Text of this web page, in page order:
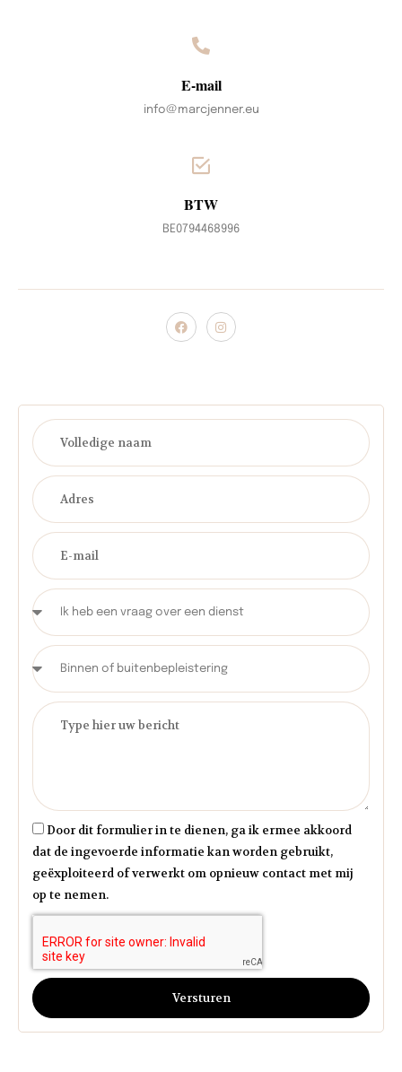
E-mail
info@marcjenner.eu
BTW
BE0794468996
Door dit formulier in te dienen, ga ik ermee akkoord
dat de ingevoerde informatie kan worden gebruikt,
geëxploiteerd of verwerkt om opnieuw contact met mij
op te nemen.
Versturen